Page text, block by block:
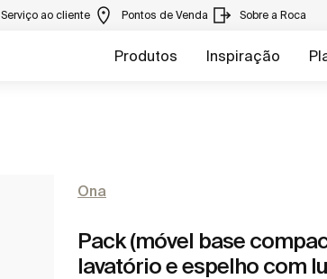
Serviço ao cliente Pontos de Venda Sobre a Roca
Produtos Inspiração
Ona
Pack (móvel base
lavatório e espelho com